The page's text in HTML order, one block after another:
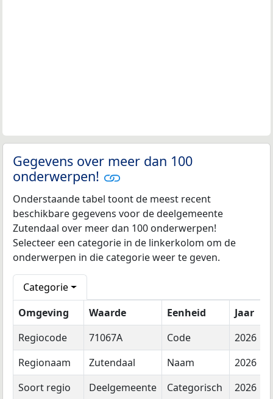
Gegevens over meer dan 100
onderwerpen!
Onderstaande tabel toont de meest recent
beschikbare gegevens voor de deelgemeente
Zutendaal over meer dan 100 onderwerpen!
Selecteer een categorie in de linkerkolom om de
onderwerpen in die categorie weer te geven.
Categorie
Omgeving
Waarde Eenheid
Jaar
Regiocode
71067A Code
2026
Regionaam
Zutendaal Naam
2026
Soort regio
Deelgemeente
Categorisch
2026